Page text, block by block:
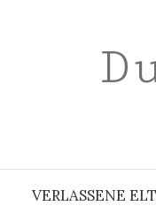
VERLASSENE